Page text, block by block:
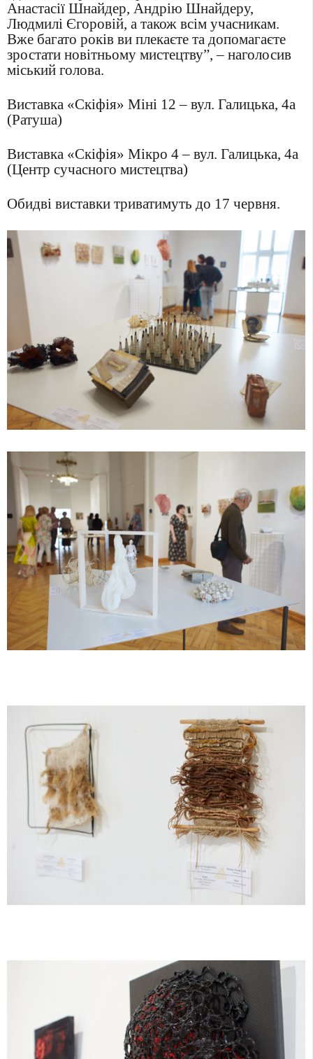
Анастасії Шнайдер, Андрію Шнайдеру,
Людмилі Єгоровій, а також всім учасникам.
Вже багато років ви плекаєте та допомагаєте
зростати новітньому мистецтву”, – наголосив
міський голова.
Виставка «Скіфія» Міні 12 – вул. Галицька, 4а
(Ратуша)
Виставка «Скіфія» Мікро 4 – вул. Галицька, 4а
(Центр сучасного мистецтва)
Обидві виставки триватимуть до 17 червня.